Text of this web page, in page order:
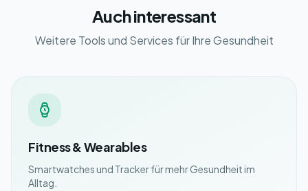
Auch interessant
Weitere Tools und Services für Ihre Gesundheit
Fitness & Wearables
Smartwatches und Tracker für mehr Gesundheit im
Alltag.